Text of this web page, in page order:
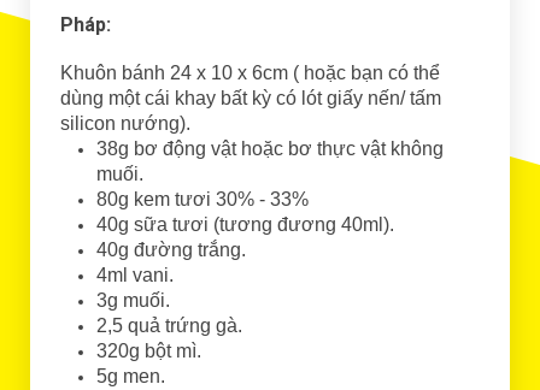
Pháp:
Khuôn bánh 24 x 10 x 6cm ( hoặc bạn có thể
dùng một cái khay bất kỳ có lót giấy nến/ tấm
silicon nướng).
38g bơ động vật hoặc bơ thực vật không
muối.
80g kem tươi 30% - 33%
40g sữa tươi (tương đương 40ml).
40g đường trắng.
4ml vani.
3g muối.
2,5 quả trứng gà.
320g bột mì.
5g men.